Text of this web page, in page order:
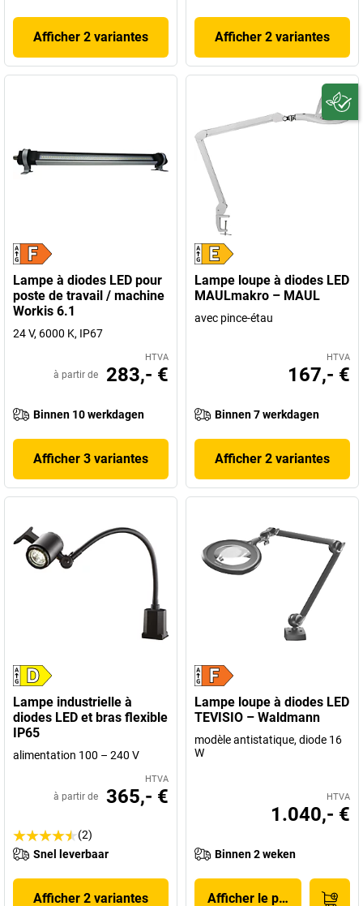
Afficher 2 variantes Afficher 2 variantes
Lampe à diodes LED pour
poste de travail / machine
Workis 6.1
24 V, 6000 K, IP67
HTVA
à partir de 283,- €
Binnen 10 werkdagen
Afficher 3 variantes
Lampe loupe à diodes LED
MAULmakro – MAUL
avec pince-étau
HTVA
167,- €
Binnen 7 werkdagen
Afficher 2 variantes
Lampe industrielle à
diodes LED et bras flexible
IP65
alimentation 100 – 240 V
HTVA
à partir de 365,- €
(2)
Snel leverbaar
Afficher 2 variantes
Lampe loupe à diodes LED
TEVISIO – Waldmann
modèle antistatique, diode 16
W
HTVA
1.040,- €
Binnen 2 weken
Afficher le produit